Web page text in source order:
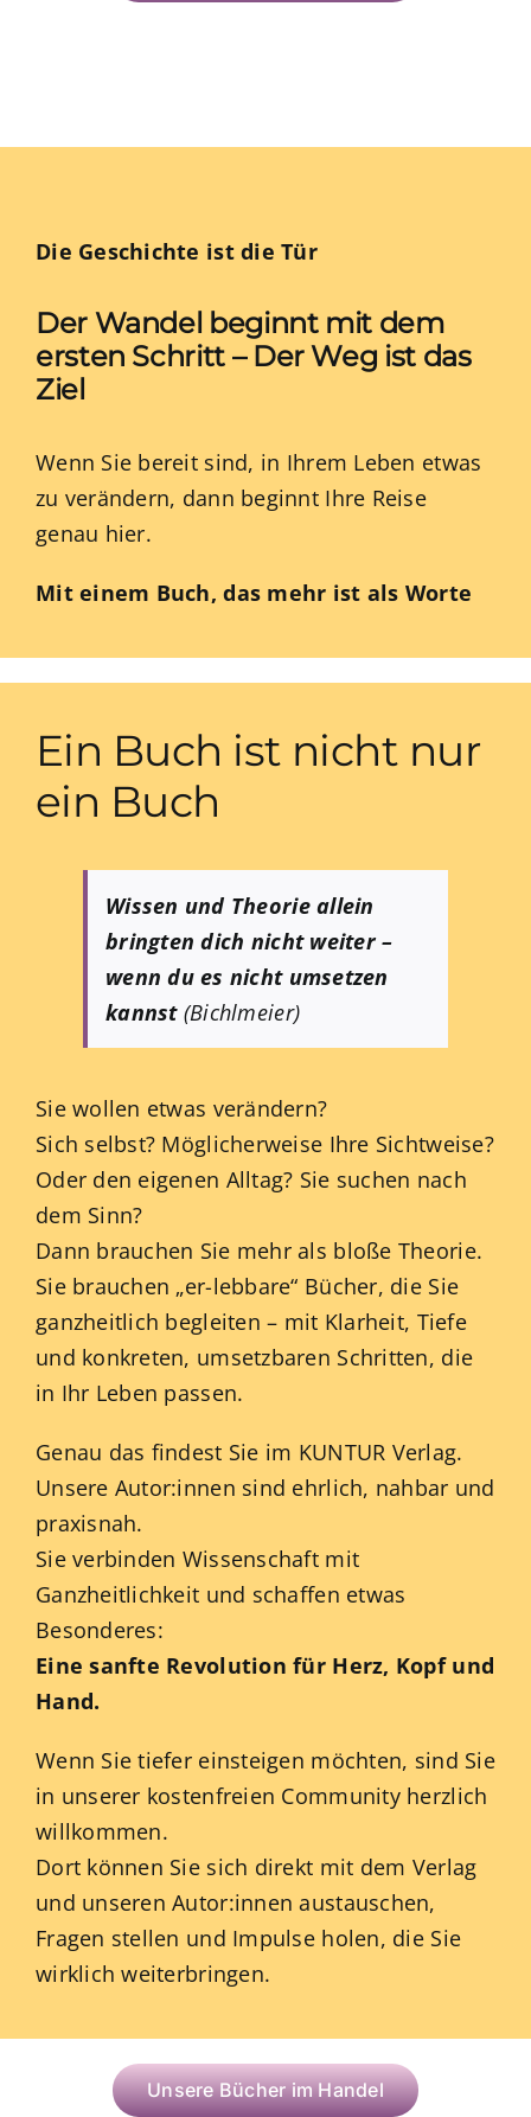
Die Geschichte ist die Tür
Der Wandel beginnt mit dem
ersten Schritt – Der Weg ist das
Ziel
Wenn Sie bereit sind, in Ihrem Leben etwas
zu verändern, dann beginnt Ihre Reise
genau hier.
Mit einem Buch, das mehr ist als Worte
Ein Buch ist nicht nur
ein Buch
Wissen und Theorie allein
bringten dich nicht weiter –
wenn du es nicht umsetzen
kannst (Bichlmeier)
Sie wollen etwas verändern?
Sich selbst? Möglicherweise Ihre Sichtweise?
Oder den eigenen Alltag? Sie suchen nach
dem Sinn?
Dann brauchen Sie mehr als bloße Theorie.
Sie brauchen „er-lebbare“ Bücher, die Sie
ganzheitlich begleiten – mit Klarheit, Tiefe
und konkreten, umsetzbaren Schritten, die
in Ihr Leben passen.
Genau das findest Sie im KUNTUR Verlag.
Unsere Autor:innen sind ehrlich, nahbar und
praxisnah.
Sie verbinden Wissenschaft mit
Ganzheitlichkeit und schaffen etwas
Besonderes:
Eine sanfte Revolution für Herz, Kopf und
Hand.
Wenn Sie tiefer einsteigen möchten, sind Sie
in unserer kostenfreien Community herzlich
willkommen.
Dort können Sie sich direkt mit dem Verlag
und unseren Autor:innen austauschen,
Fragen stellen und Impulse holen, die Sie
wirklich weiterbringen.
Unsere Bücher im Handel